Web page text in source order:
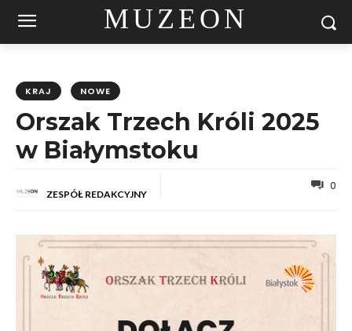
MUZEON
KRAJ NOWE
Orszak Trzech Króli 2025
w Białymstoku
ZESPÓŁ REDAKCYJNY
0